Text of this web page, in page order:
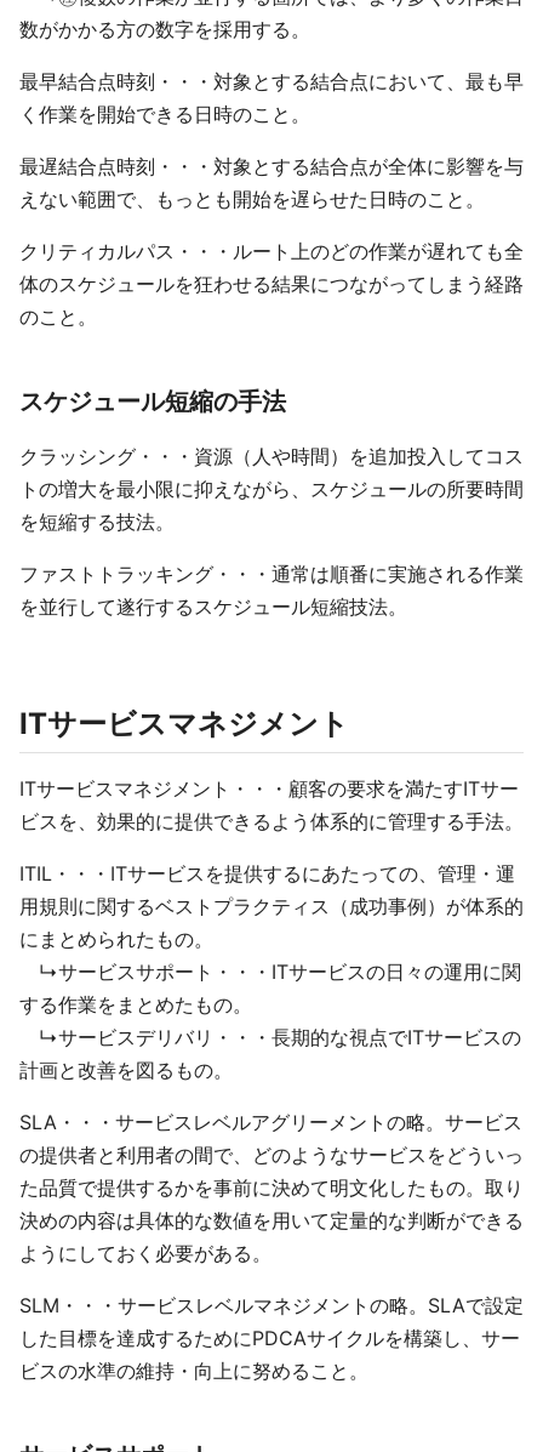
数がかかる方の数字を採用する。
最早結合点時刻・・・対象とする結合点において、最も早
く作業を開始できる日時のこと。
最遅結合点時刻・・・対象とする結合点が全体に影響を与
えない範囲で、もっとも開始を遅らせた日時のこと。
クリティカルパス・・・ルート上のどの作業が遅れても全
体のスケジュールを狂わせる結果につながってしまう経路
のこと。
スケジュール短縮の手法
クラッシング・・・資源（人や時間）を追加投入してコス
トの増大を最小限に抑えながら、スケジュールの所要時間
を短縮する技法。
ファストトラッキング・・・通常は順番に実施される作業
を並行して遂行するスケジュール短縮技法。
ITサービスマネジメント
ITサービスマネジメント・・・顧客の要求を満たすITサー
ビスを、効果的に提供できるよう体系的に管理する手法。
ITIL・・・ITサービスを提供するにあたっての、管理・運
用規則に関するベストプラクティス（成功事例）が体系的
にまとめられたもの。
↳サービスサポート・・・ITサービスの日々の運用に関
する作業をまとめたもの。
↳サービスデリバリ・・・長期的な視点でITサービスの
計画と改善を図るもの。
SLA・・・サービスレベルアグリーメントの略。サービス
の提供者と利用者の間で、どのようなサービスをどういっ
た品質で提供するかを事前に決めて明文化したもの。取り
決めの内容は具体的な数値を用いて定量的な判断ができる
ようにしておく必要がある。
SLM・・・サービスレベルマネジメントの略。SLAで設定
した目標を達成するためにPDCAサイクルを構築し、サー
ビスの水準の維持・向上に努めること。